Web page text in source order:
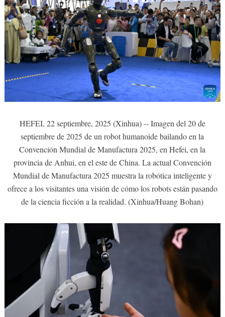
HEFEI, 22 septiembre, 2025 (Xinhua) -- Imagen del 20 de
septiembre de 2025 de un robot humanoide bailando en la
Convención Mundial de Manufactura 2025, en Hefei, en la
provincia de Anhui, en el este de China. La actual Convención
Mundial de Manufactura 2025 muestra la robótica inteligente y
ofrece a los visitantes una visión de cómo los robots están pasando
de la ciencia ficción a la realidad. (Xinhua/Huang Bohan)